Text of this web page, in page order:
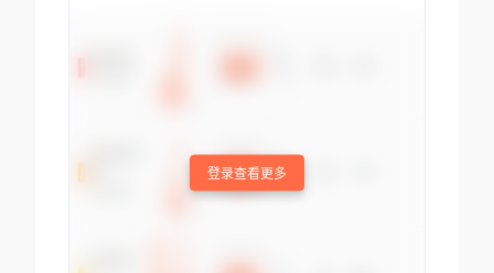
登录查看更多